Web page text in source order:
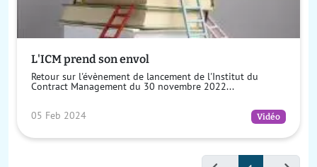
L'ICM prend son envol
Retour sur l'évènement de lancement de l'Institut du
Contract Management du 30 novembre 2022...
05 Feb 2024 Vidéo